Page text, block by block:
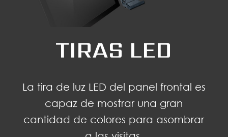
TIRAS LED
La tira de luz LED del panel frontal es
capaz de mostrar una gran
cantidad de colores para asombrar